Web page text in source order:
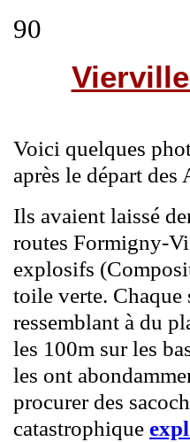
90
Voici quelques
après le départ
Ils avaient laissé
routes Formigny-
explosifs
toile verte.
ressemblant à du
les 100m sur les
les ont
procurer des
catastrophique